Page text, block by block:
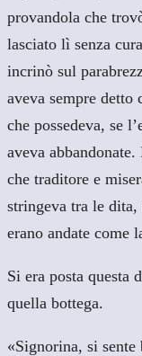
provandola che
lasciato lì senza
incrinò sul
aveva sempre
che possedeva, se
aveva
che traditore e
stringeva tra le dita,
erano andate come
Si era posta questa
quella bottega.
«Signorina, si sente